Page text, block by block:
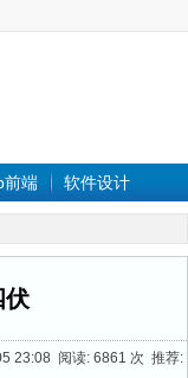
前端 软件设计
伏
23:08 阅读: 6861 次 推荐: